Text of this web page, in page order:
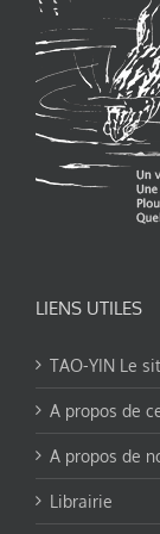
LIENS UTILES
TAO-YIN Le
A propos de
A propos de
Librairie